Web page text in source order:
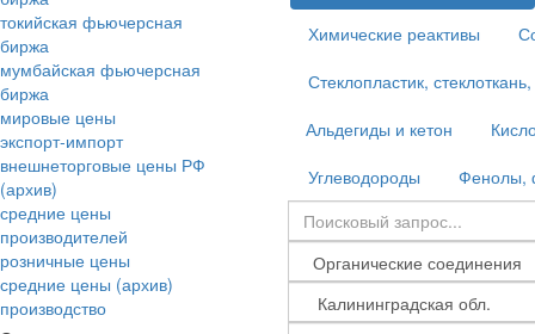
токийская фьючерсная
биржа
мумбайская фьючерсная
биржа
мировые цены
экспорт-импорт
внешнеторговые цены РФ
(архив)
средние цены
производителей
розничные цены
средние цены (архив)
производство
Химические реактивы
Стеклопластик,
Альдегиды и кетон
Углеводороды
Фенолы,